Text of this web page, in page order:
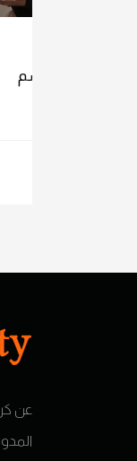
عن